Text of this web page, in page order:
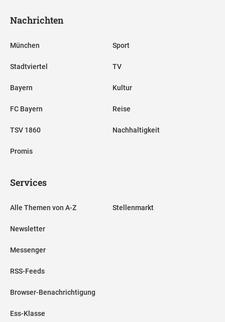
Nachrichten
München
Stadtviertel
Bayern
FC Bayern
TSV 1860
Promis
Sport
TV
Kultur
Reise
Nachhaltigkeit
Services
Alle Themen von A-Z
Newsletter
Messenger
RSS-Feeds
Browser-Benachrichtigung
Ess-Klasse
Stellenmarkt